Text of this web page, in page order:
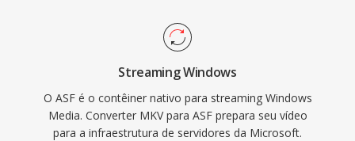
o ASF uma escolha popular para distribuição
de conteúdo comercial durante os primeiros
dias da mídia online. O container lida com
múltiplos fluxos sincronizados, incluindo vídeo,
áudio, comandos de script é marcadores de
Streaming Windows
O ASF é o contêiner nativo para streaming Windows
Media. Converter MKV para ASF prepara seu vídeo
para a infraestrutura de servidores da Microsoft.